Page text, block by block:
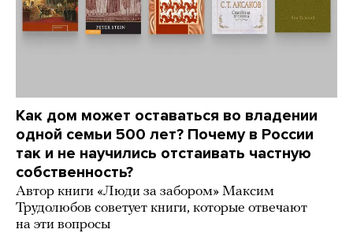
Как дом может оставаться во владении
одной семьи 500 лет? Почему в России
так и не научились отстаивать частную
собственность?
Автор книги «Люди за забором» Максим
Трудолюбов советует книги, которые отвечают
на эти вопросы